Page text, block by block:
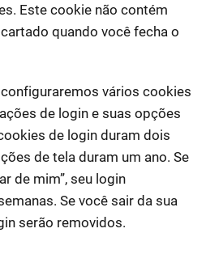
Este cookie não contém
quando você fecha o
vários cookies
de login e suas opções
de login duram dois
de tela duram um ano. Se
de mim”, seu login
Se você sair da sua
serão removidos.